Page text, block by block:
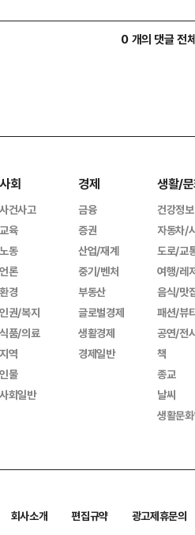
0 개의 댓글 전
사회
사건사고
교육
노동
언론
환경
인권/복지
식품/의료
지역
인물
사회일반
경제
금융
증권
산업/재계
중기/벤처
부동산
글로벌경제
생활경제
경제일반
생활/
건강정보
자동차/
도로/교
여행/레
음식/맛
패션/뷰
공연/전
책
종교
날씨
생활문
회사소개 편집규약
광고제휴문의